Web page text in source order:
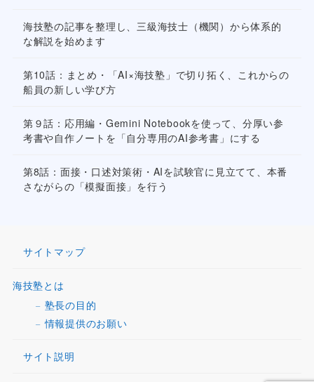
海技塾の記事を整理し、三級海技士（機関）から体系的
な解説を始めます
第10話：まとめ・「AI×海技塾」で切り拓く、これからの
船員の新しい学び方
第９話：応用編・Gemini Notebookを使って、分厚い参
考書や自作ノートを「自分専用のAI参考書」にする
第8話：面接・口述対策術・AIを試験官に見立てて、本番
さながらの「模擬面接」を行う
サイトマップ
海技塾とは
塾長の目的
情報提供のお願い
サイト説明